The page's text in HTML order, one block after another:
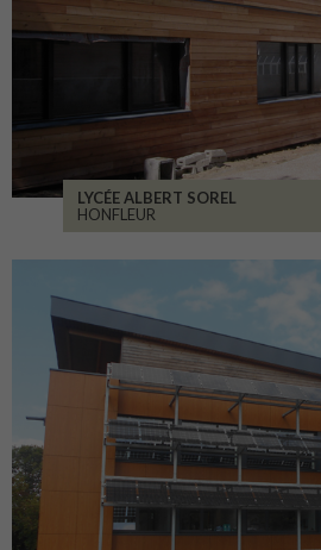
LYCÉE ALBERT SOREL
HONFLEUR